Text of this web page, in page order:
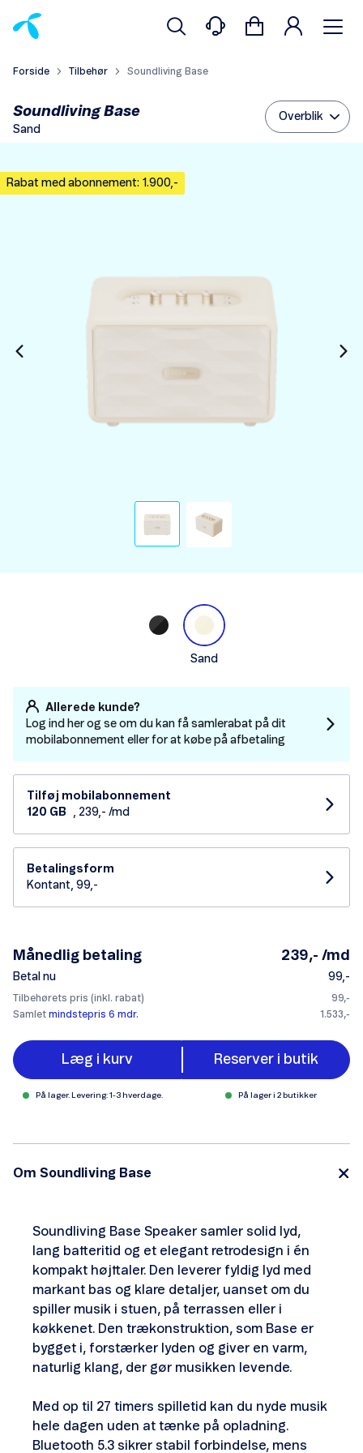
Forside Tilbehør Soundliving Base
Soundliving Base
Sand
Overblik
Rabat med abonnement: 1.900,-
Sand
Allerede kunde?
Log ind her og se om du kan få samlerabat på dit
mobilabonnement eller for at købe på afbetaling
Tilføj mobilabonnement
120 GB
, 239,- /md
Betalingsform
Kontant, 99,-
Månedlig betaling 239,- /md
Betal nu 99,-
Tilbehørets pris (inkl. rabat)
99,-
Samlet mindstepris 6 mdr. 1.533,-
Læg i kurv Reserver i butik
På lager. Levering: 1-3 hverdage. På lager i 2 butikker
Om Soundliving Base
Soundliving Base Speaker samler solid lyd,
lang batteritid og et elegant retrodesign i én
kompakt højttaler. Den leverer fyldig lyd med
markant bas og klare detaljer, uanset om du
spiller musik i stuen, på terrassen eller i
køkkenet. Den trækonstruktion, som Base er
bygget i, forstærker lyden og giver en varm,
naturlig klang, der gør musikken levende.
Med op til 27 timers spilletid kan du nyde musik
hele dagen uden at tænke på opladning.
Bluetooth 5.3 sikrer stabil forbindelse, mens